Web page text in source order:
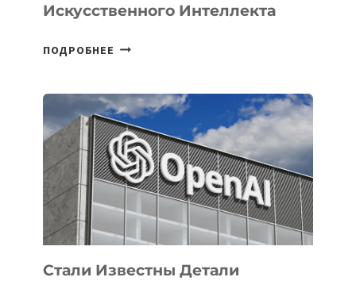
Искусственного Интеллекта
ПОДРОБНЕЕ В
ПРИОРИТЕТНЫЕ
ЗАДАЧИ
ПО
РАЗВИТИЮ
ЭКОСИСТЕМЫ
ИСКУССТВЕННОГО
ИНТЕЛЛЕКТА
Стали Известны Детали